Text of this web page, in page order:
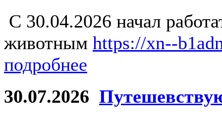
С 30.04.2026 начал
животным https://xn--
подробнее
30.07.2026